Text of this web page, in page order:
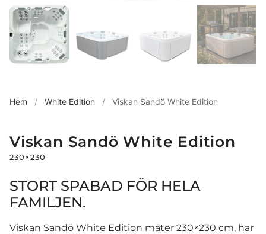
Hem / White Edition / Viskan Sandö White Edition
Viskan Sandö White Edition
230×230
STORT SPABAD FÖR HELA
FAMILJEN.
Viskan Sandö White Edition mäter 230×230 cm, har